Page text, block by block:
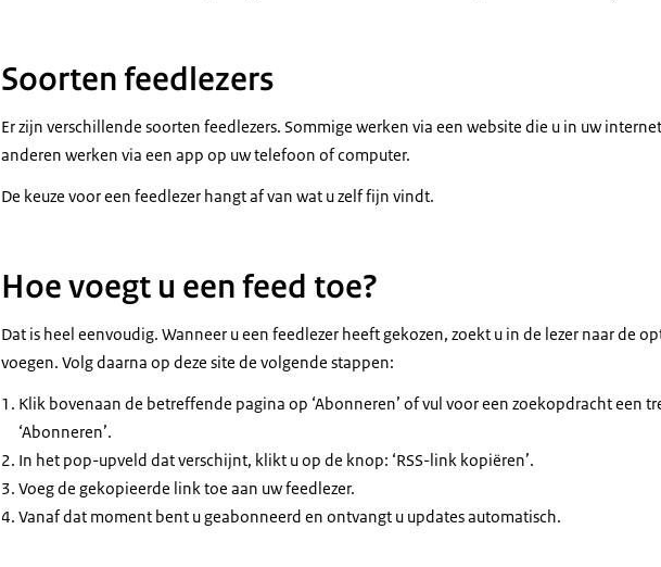
Soorten feedlezers
Er zijn verschillende soorten feedlezers. Sommige werken via een website die u in uw
anderen werken via een app op uw telefoon of computer.
De keuze voor een feedlezer hangt af van wat u zelf fijn vindt.
Hoe voegt u een feed toe?
Dat is heel eenvoudig. Wanneer u een feedlezer heeft gekozen, zoekt u in de lezer naar de
voegen. Volg daarna op deze site de volgende stappen:
Klik bovenaan de betreffende pagina op ‘Abonneren’ of vul voor een zoekopdracht een
‘Abonneren’.
In het pop-upveld dat verschijnt, klikt u op de knop: ‘RSS-link kopiëren’.
Voeg de gekopieerde link toe aan uw feedlezer.
Vanaf dat moment bent u geabonneerd en ontvangt u updates automatisch.